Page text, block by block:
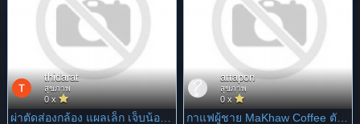
thidarat
สุขภาพ
0 x
attapon
สุขภาพ
0 x